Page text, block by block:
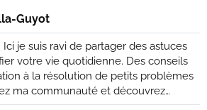
Guyot
je suis ravi de partager des astuces
votre vie quotidienne. Des conseils
à la résolution de petits problèmes
ma communauté et découvrez
quotidien plus facile et plus efficace.